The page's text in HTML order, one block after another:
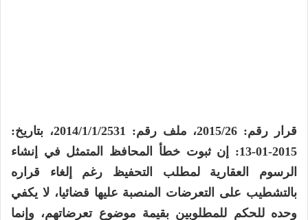
قرار رقم: 2015/26، ملف رقم: 2014/1/1/2531، بتاريخ:
2015-01-13: إن ثبوت خطأ المحافظ المتمثل في إنشاء
الرسوم العقارية لمطلب التحفيظ رغم إلغاء قراره
بالتشطيب على التعرضات المنصبة عليها قضائيا، لا يكفي
وحده للحكم للمطلوبين بقيمة موضوع تعرضاتهم، وإنما